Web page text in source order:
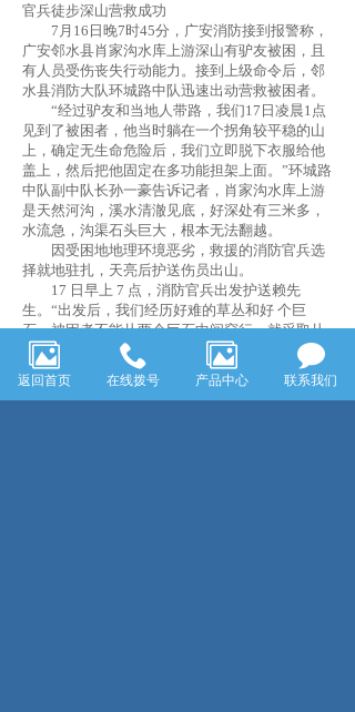
官兵徒步深山营救成功
7月16日晚7时45分，广安消防接到报警称，
广安邻水县肖家沟水库上游深山有驴友被困，且
有人员受伤丧失行动能力。接到上级命令后，邻
水县消防大队环城路中队迅速出动营救被困者。
“经过驴友和当地人带路，我们17日凌晨1点
见到了被困者，他当时躺在一个拐角较平稳的山
上，确定无生命危险后，我们立即脱下衣服给他
盖上，然后把他固定在多功能担架上面。”环城路
中队副中队长孙一豪告诉记者，肖家沟水库上游
是天然河沟，溪水清澈见底，好深处有三米多，
水流急，沟渠石头巨大，根本无法翻越。
因受困地地理环境恶劣，救援的消防官兵选
择就地驻扎，天亮后护送伤员出山。
17 日早上 7 点，消防官兵出发护送赖先
生。“出发后，我们经历好难的草丛和好 个巨
石，被困者不能从两个巨石中间穿行，就采取从
巨石上面用绳索固定的办法，缓降而下。”孙一豪
介绍说，整个过程非常危险，被困者虽然心理压
力也巨大，但他很勇敢，经过大家努力，成功经
返回首页 在线拨号 产品中心 联系我们